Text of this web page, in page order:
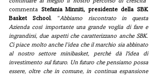
commenta
Stefania Minniti, presidente della SBK
Basket School. “Abbiamo riscontrato in questa
Azienda così importante una grande voglia di fare e
ingrandirsi, due aspetti che caratterizzano anche SBK.
Ci piace molto anche l’idea che il marchio sia abbinato
al nostro settore minibasket, perché dà l'idea di
investimento sul futuro. Un futuro che pensiamo possa
essere, oltre che in comune, in continua espansione